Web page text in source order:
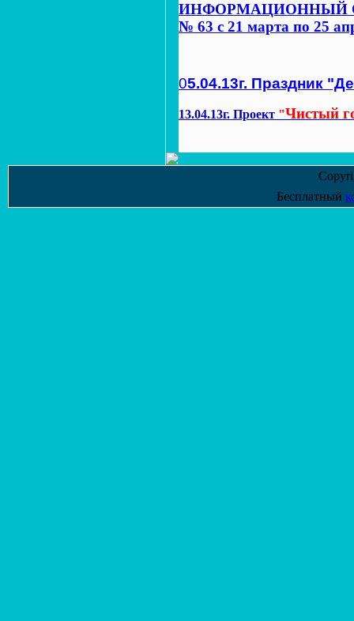
ИНФОРМАЦИОННЫЙ
№ 63 с 21 марта по 25
05.04.13г. Праздник
13.04.13г. Проект "Чистый
Бесплатный